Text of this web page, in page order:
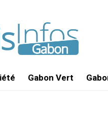
Gabon Vert